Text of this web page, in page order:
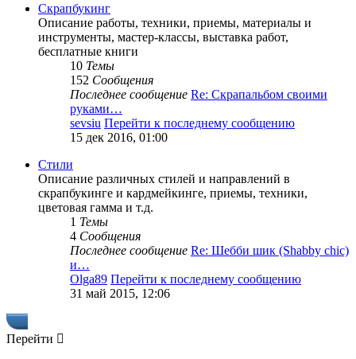
Скрапбукинг
Описание работы, техники, приемы, материалы и
инструменты, мастер-классы, выставка работ,
бесплатные книги
10 Темы
152 Сообщения
Последнее сообщение Re: Скрапальбом своими
руками…
sevsiu Перейти к последнему сообщению
15 дек 2016, 01:00
Стили
Описание различных стилей и направлений в
скрапбукинге и кардмейкинге, приемы, техники,
цветовая гамма и т.д.
1 Темы
4 Сообщения
Последнее сообщение Re: Шебби шик (Shabby chic)
и…
Olga89 Перейти к последнему сообщению
31 май 2015, 12:06
Перейти